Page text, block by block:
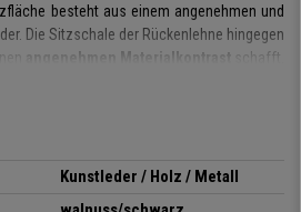
besteht aus einem angenehmen und
Die Sitzschale der Rückenlehne hingegen
angenehmen Materialkontrast schafft.
Ästhetik
Kunstleder / Holz / Metall